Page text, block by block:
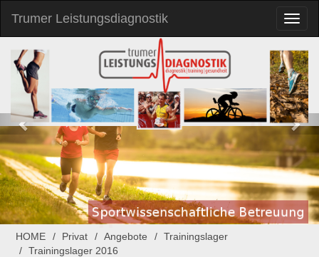
Trumer Leistungsdiagnostik
HOME Privat Angebote
Trainingslager
Trainingslager 2016